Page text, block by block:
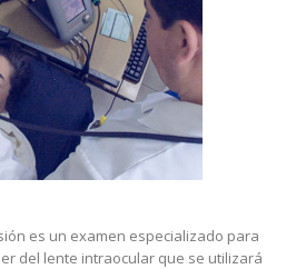
es un examen especializado para
del lente intraocular que se utilizará